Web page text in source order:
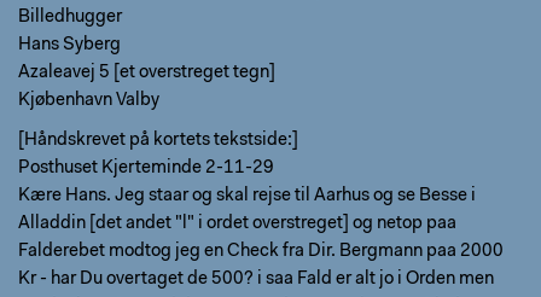
Billedhugger
Hans Syberg
Azaleavej 5 [et overstreget tegn]
Kjøbenhavn Valby
[Håndskrevet på kortets tekstside:]
Posthuset Kjerteminde 2-11-29
Kære Hans. Jeg staar og skal rejse til Aarhus og se Besse i
Alladdin [det andet "l" i ordet overstreget] og netop paa
Falderebet modtog jeg en Check fra Dir. Bergmann paa 2000
Kr - har Du overtaget de 500? i saa Fald er alt jo i Orden men